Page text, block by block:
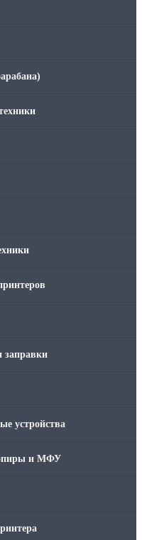
заправки
устройства
и МФУ